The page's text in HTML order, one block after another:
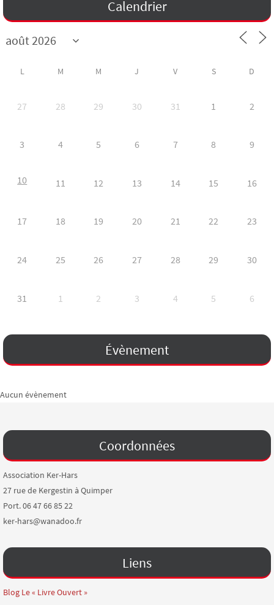
Calendrier
L M M J V S D
27 28 29 30 31 1 2
3 4 5 6 7 8 9
10 11 12 13 14 15 16
17 18 19 20 21 22 23
24 25 26 27 28 29 30
31 1 2 3 4 5 6
Évènement
Aucun évènement
Coordonnées
Association Ker-Hars
27 rue de Kergestin à Quimper
Port. 06 47 66 85 22
ker-hars@wanadoo.fr
Liens
Blog Le « Livre Ouvert »